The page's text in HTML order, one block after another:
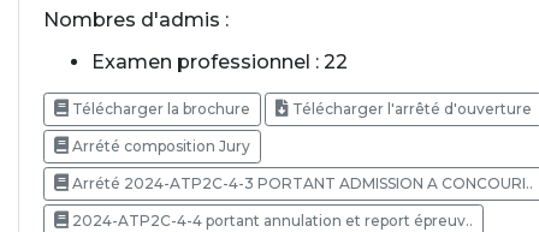
Nombres d'admis :
Examen professionnel : 22
Télécharger la brochure Télécharger l'arrêté d'ouverture
Arrété composition Jury
Arrété 2024-ATP2C-4-3 PORTANT ADMISSION A CONCOURI..
2024-ATP2C-4-4 portant annulation et report épreuv..